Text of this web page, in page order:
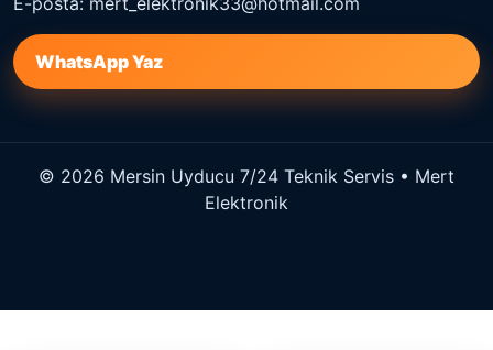
WhatsApp Yaz
© 2026 Mersin Uyducu 7/24 Teknik Servis • Mert
Elektronik